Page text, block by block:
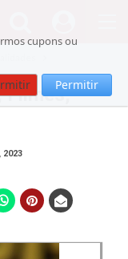
cupons ou
Permitir
Filmes,
2023